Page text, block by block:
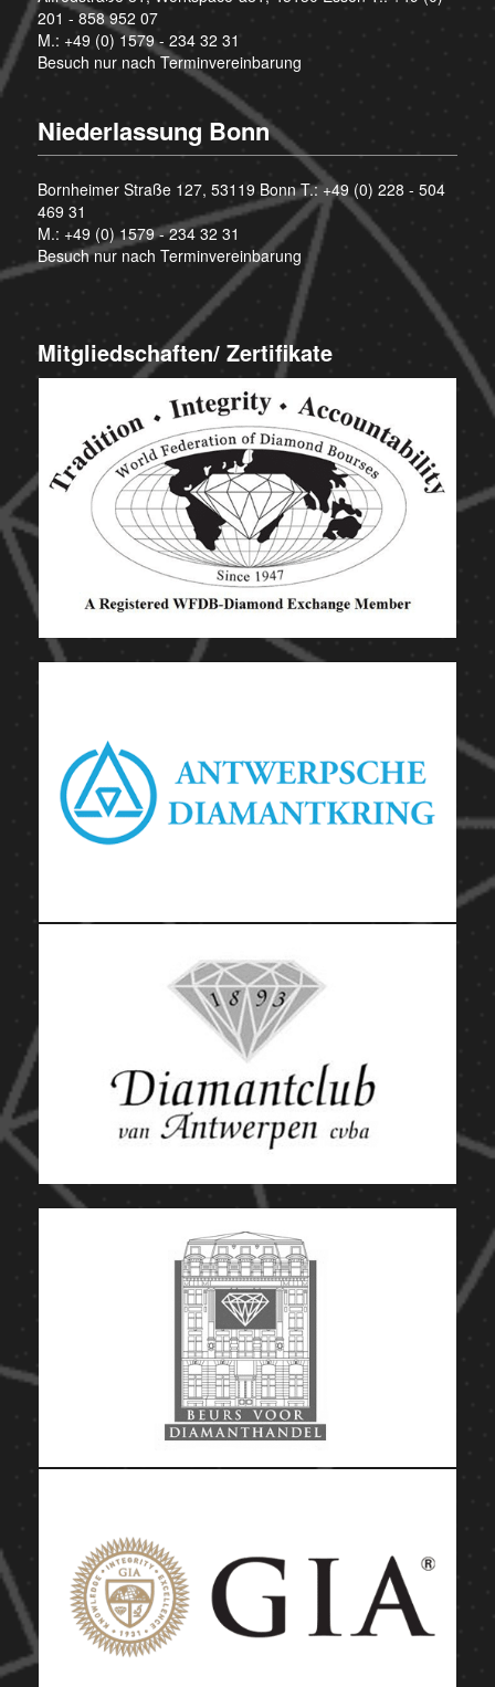
201 - 858 952 07
M.: +49 (0) 1579 - 234 32 31
Besuch nur nach Terminvereinbarung
Niederlassung Bonn
Bornheimer Straße 127, 53119 Bonn T.:+49 (0) 228 - 504
469 31
M.: +49 (0) 1579 - 234 32 31
Besuch nur nach Terminvereinbarung
Mitgliedschaften/ Zertifikate